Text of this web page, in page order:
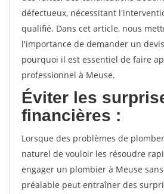
défectueux, nécessitant
qualifié. Dans cet article, nous
l'importance de demander un
pourquoi il est essentiel de faire
professionnel à Meuse.
Éviter les
financières :
Lorsque des problèmes de
naturel de vouloir les résoudre
engager un plombier à Meuse
préalable peut entraîner des